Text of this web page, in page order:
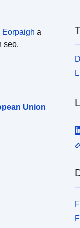
Eorpaigh a
seo.
Union